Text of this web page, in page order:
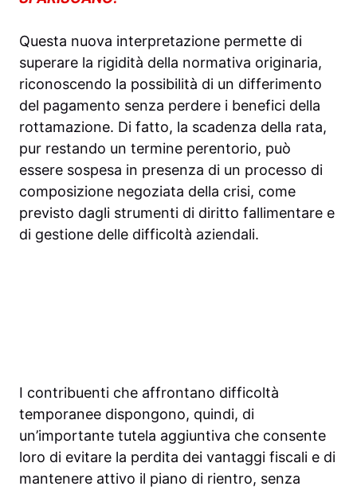
Questa nuova interpretazione permette di
superare la rigidità della normativa originaria,
riconoscendo la possibilità di un differimento
del pagamento senza perdere i benefici della
rottamazione. Di fatto, la scadenza della rata,
pur restando un termine perentorio, può
essere sospesa in presenza di un processo di
composizione negoziata della crisi, come
previsto dagli strumenti di diritto fallimentare e
di gestione delle difficoltà aziendali.
I contribuenti che affrontano difficoltà
temporanee dispongono, quindi, di
un’importante tutela aggiuntiva che consente
loro di evitare la perdita dei vantaggi fiscali e di
mantenere attivo il piano di rientro, senza